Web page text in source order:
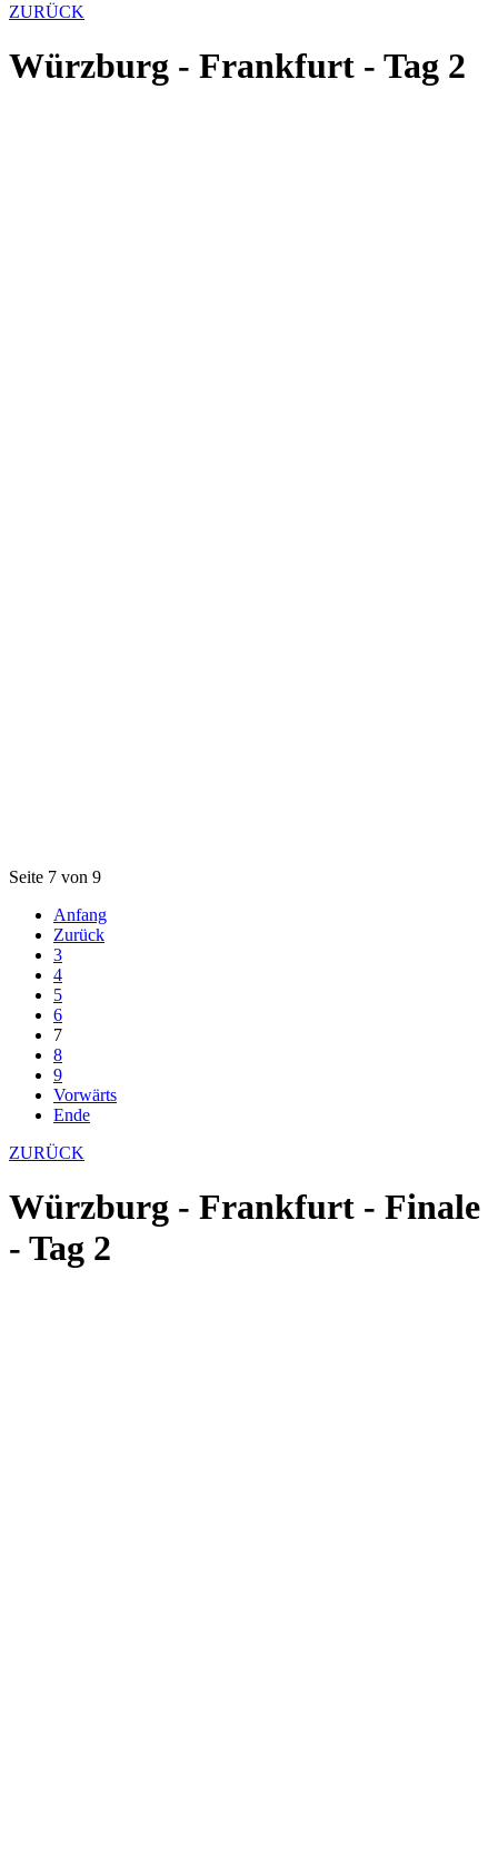
ZURÜCK
Würzburg - Frankfurt - Tag 2
Seite 7 von 9
Anfang
Zurück
3
4
5
6
7
8
9
Vorwärts
Ende
ZURÜCK
Würzburg - Frankfurt - Finale
- Tag 2